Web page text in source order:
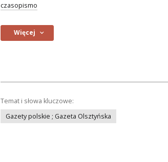
czasopismo
Więcej
Temat i słowa kluczowe:
Gazety polskie ; Gazeta Olsztyńska